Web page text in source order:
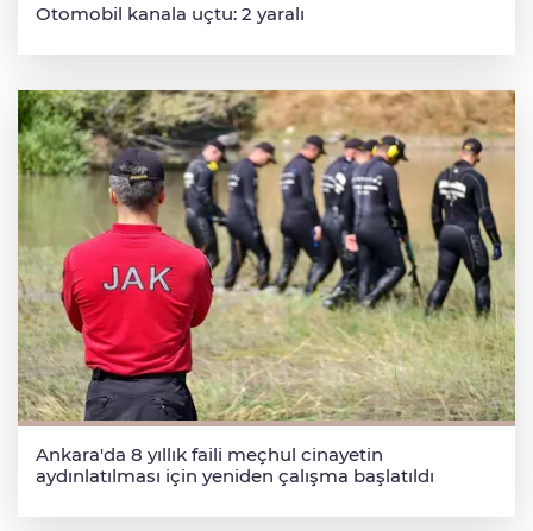
Otomobil kanala uçtu: 2 yaralı
Ankara'da 8 yıllık faili meçhul cinayetin
aydınlatılması için yeniden çalışma başlatıldı